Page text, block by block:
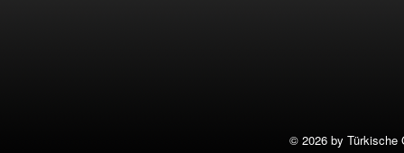
© 2026 by Türkische